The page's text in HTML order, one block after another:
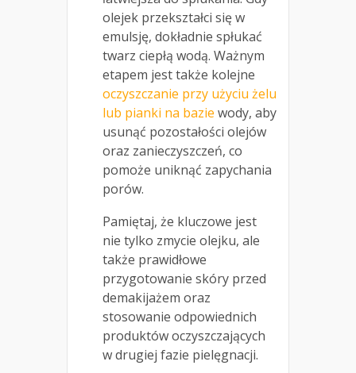
olejek przekształci się w
emulsję, dokładnie spłukać
twarz ciepłą wodą. Ważnym
etapem jest także kolejne
oczyszczanie przy użyciu żelu
lub pianki na bazie wody, aby
usunąć pozostałości olejów
oraz zanieczyszczeń, co
pomoże uniknąć zapychania
porów.
Pamiętaj, że kluczowe jest
nie tylko zmycie olejku, ale
także prawidłowe
przygotowanie skóry przed
demakijażem oraz
stosowanie odpowiednich
produktów oczyszczających
w drugiej fazie pielęgnacji.